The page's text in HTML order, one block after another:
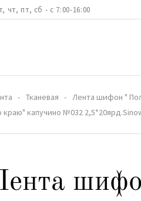
чт, пт, сб - с 7:00-16:00
Тканевая
Лента шифон "
капучино №032